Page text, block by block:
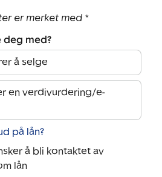
er merket med *
deg med?
å selge
en verdivurdering/e-
på lån?
å bli kontaktet av
lån